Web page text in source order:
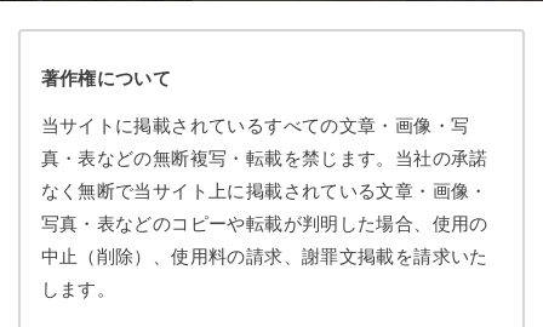
著作権について
当サイトに掲載されているすべての文章・画像・写
真・表などの無断複写・転載を禁じます。当社の承諾
なく無断で当サイト上に掲載されている文章・画像・
写真・表などのコピーや転載が判明した場合、使用の
中止（削除）、使用料の請求、謝罪文掲載を請求いた
します。